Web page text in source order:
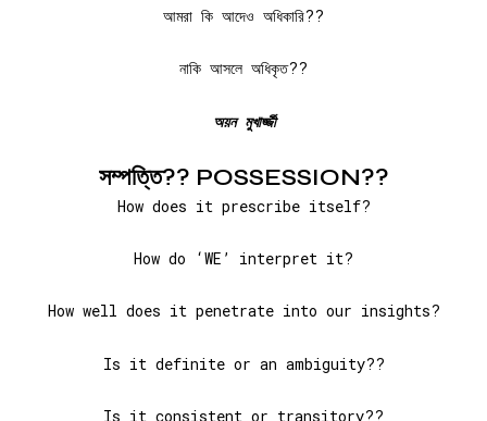
আমরা কি আদেও অধিকারি??
নাকি আসলে অধিকৃত??
অয়ন মুখার্জ্জী
সম্পত্তি?? POSSESSION??
How does it prescribe itself?
How do ‘WE’ interpret it?
How well does it penetrate into our insights?
Is it definite or an ambiguity??
Is it consistent or transitory??